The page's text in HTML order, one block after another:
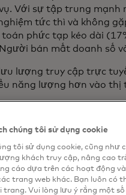
Với sự tập trung
tức thì và không
phức tạp kéo dài
bán mất doanh số
lượng truy cập trực
năng lượng hơn vào thị
mua lại gia tăng gian
chúng tôi sử dụng cookie
tôi sử dụng cookie, cũng như
khách truy cập, nâng cao
cáo dựa trên các hoạt động
trang web khác. Bạn luôn có
trang. Vui lòng lưu ý rằng một